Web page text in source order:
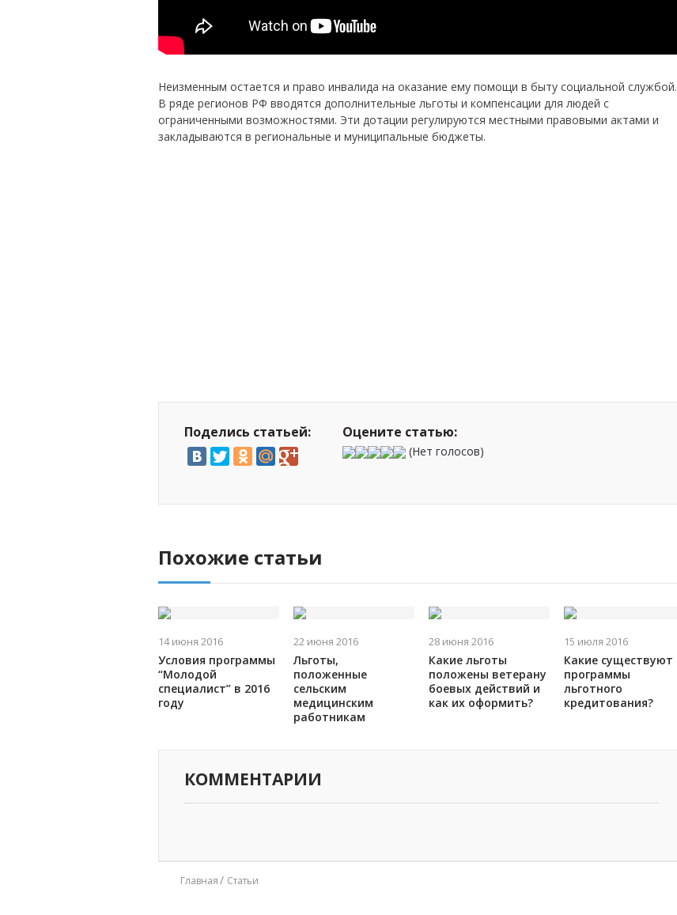
Неизменным остается и право инвалида на оказание ему помощи в быту социальной службой.
В ряде регионов РФ вводятся дополнительные льготы и компенсации для людей с
ограниченными возможностями. Эти дотации регулируются местными правовыми актами и
закладываются в региональные и муниципальные бюджеты.
Поделись статьей: Оцените статью:
(Нет голосов)
Похожие статьи
14 июня 2016
Условия программы
“Молодой
специалист” в 2016
году
22 июня 2016
Льготы,
положенные
сельским
медицинским
работникам
28 июня 2016
Какие льготы
положены ветерану
боевых действий и
как их оформить?
15 июля 2016
Какие существуют
программы
льготного
кредитования?
КОММЕНТАРИИ
Главная Статьи